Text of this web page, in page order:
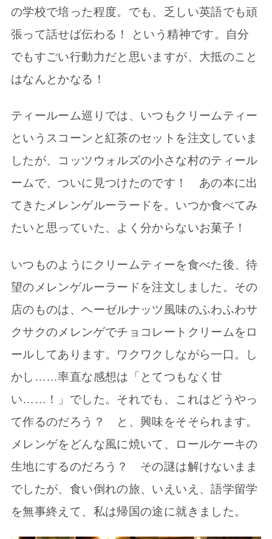
の学校で培った程度。でも、乏しい英語でも頑
張って話せば伝わる！ という精神です。自分
でもすごい行動力だと思いますが、大抵のこと
はなんとかなる！
ティールーム巡りでは、いつもクリームティー
というスコーンと紅茶のセットを注文していま
したが、コッツウォルズの小さな村のティール
ームで、ついに見つけたのです！ あの本に出
てきたメレンゲルーラードを。いつか食べてみ
たいと思っていた、よく分からないお菓子！
いつものようにクリームティーを食べた後、待
望のメレンゲルーラードを注文しました。その
店のものは、ヘーゼルナッツ風味のふわふわサ
クサクのメレンゲでチョコレートクリームをロ
ールしてあります。ワクワクしながら一口。し
かし……率直な感想は「とてつもなく甘
い……！」でした。それでも、これはどうやっ
て作るのだろう？ と、興味をそそられます。
メレンゲをどんな風に焼いて、ロールケーキの
生地にするのだろう？ その謎は解けないまま
でしたが、食い倒れの旅、いえいえ、語学留学
を無事終えて、私は帰国の途に就きました。